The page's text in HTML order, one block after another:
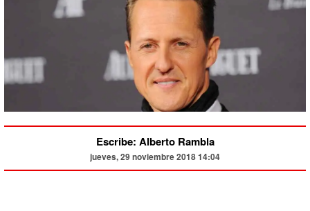
Escribe: Alberto Rambla
jueves, 29 noviembre 2018 14:04